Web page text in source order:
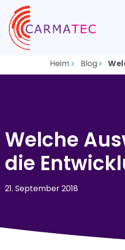
Heim Blog
Welche
die
21. September 2018